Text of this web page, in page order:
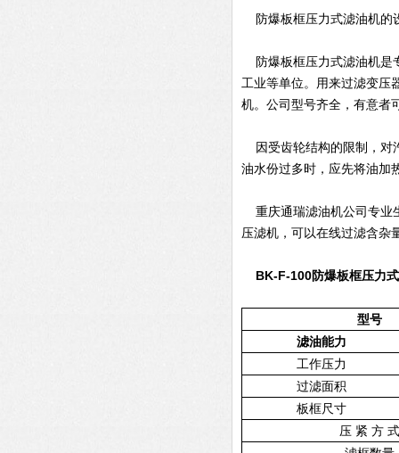
防爆板框压力式滤油机的
防爆板框压力式滤油机是
工业等单位。用来过滤变压
机。公司型号齐全，有意者
因受齿轮结构的限制，对
油水份过多时，应先将油加
重庆通瑞滤油机公司专业
压滤机，可以在线过滤含杂
BK-F-100防爆板框压力
型号
滤油能力
工作压力
过滤面积
板框尺寸
压 紧 方